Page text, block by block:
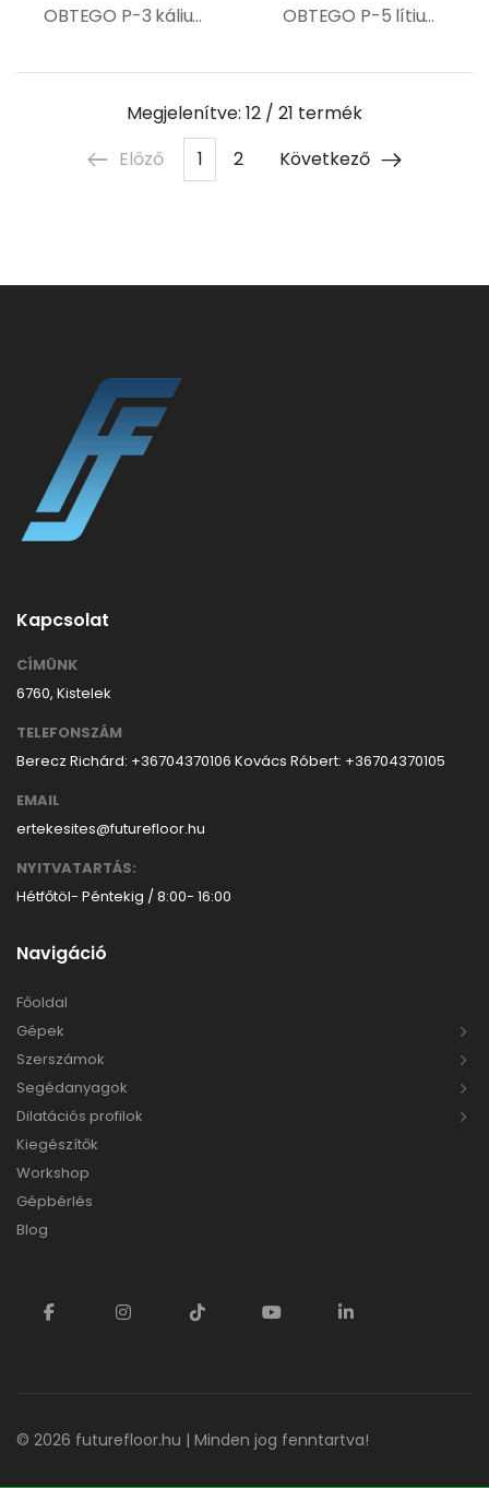
OBTEGO P-3 kálium és lítiumszilikátos betontömörítő és keményítő OBTEGO P-5 lítium szilikátos betontömörítő
Megjelenítve: 12 / 21 termék
Előző
1 2 Következő
Kapcsolat
CÍMÜNK
6760, Kistelek
TELEFONSZÁM
Berecz Richárd: +36704370106 Kovács Róbert: +36704370105
EMAIL
ertekesites@futurefloor.hu
NYITVATARTÁS:
Hétfőtöl- Péntekig / 8:00- 16:00
Navigáció
Főoldal
Gépek
Szerszámok
Segédanyagok
Dilatációs profilok
Kiegészítők
Workshop
Gépbérlés
Blog
© 2026 futurefloor.hu | Minden jog fenntartva!